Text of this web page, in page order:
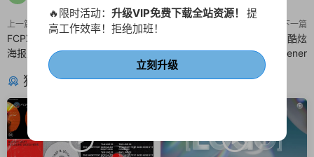
上一篇
FCPX模板 6个黑白时尚分屏拼接
海报广告finalcutpro插件
下一篇
FCPX城市现代模板 街舞快闪酷炫
潮流视频开场 Urban Opener
猜你喜欢
🔥限时活动： 升级VIP免费下载全站资源！ 提
高工作效率！拒绝加班！
立刻升级